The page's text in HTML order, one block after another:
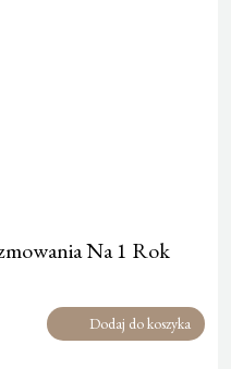
Na 1 Rok
Dodaj do koszyka